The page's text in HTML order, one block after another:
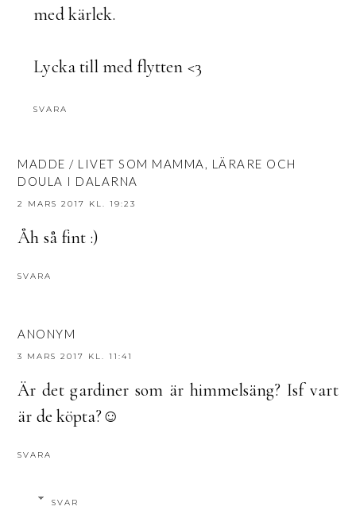
med kärlek.
Lycka till med flytten <3
SVARA
MADDE / LIVET SOM MAMMA, LÄRARE OCH
DOULA I DALARNA
2 MARS 2017 KL. 19:23
Åh så fint :)
SVARA
ANONYM
3 MARS 2017 KL. 11:41
Är det gardiner som är himmelsäng? Isf vart
är de köpta?☺
SVARA
SVAR